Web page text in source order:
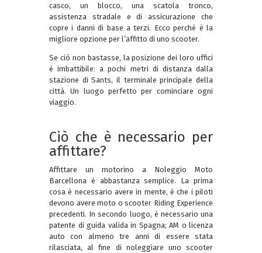
casco, un blocco, una scatola tronco,
assistenza stradale e di assicurazione che
copre i danni di base a terzi. Ecco perché è la
migliore opzione per l’affitto di uno scooter.
Se ciò non bastasse, la posizione dei loro uffici
è imbattibile: a pochi metri di distanza dalla
stazione di Sants, il terminale principale della
città. Un luogo perfetto per cominciare ogni
viaggio.
Ciò che è necessario per
affittare?
Affittare un motorino a Noleggio Moto
Barcellona è abbastanza semplice. La prima
cosa è necessario avere in mente, è che i piloti
devono avere moto o scooter Riding Experience
precedenti. In secondo luogo, è necessario una
patente di guida valida in Spagna; AM o licenza
auto con almeno tre anni di essere stata
rilasciata, al fine di noleggiare uno scooter